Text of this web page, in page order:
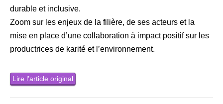
durable et inclusive.
Zoom sur les enjeux de la filière, de ses acteurs et la
mise en place d’une collaboration à impact positif sur les
productrices de karité et l’environnement.
Lire l’article original